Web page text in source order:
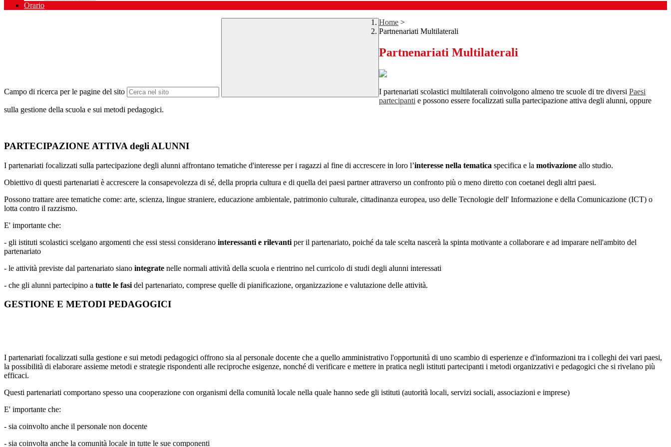
Orario
Campo di ricerca per le pagine del sito
Home >
Partnenariati Multilaterali
Partnenariati Multilaterali
I partenariati scolastici multilaterali coinvolgono almeno tre scuole di tre diversi Paesi
partecipanti e possono essere focalizzati sulla partecipazione attiva degli alunni, oppure
sulla gestione della scuola e sui metodi pedagogici.
PARTECIPAZIONE ATTIVA degli ALUNNI
I partenariati focalizzati sulla partecipazione degli alunni affrontano tematiche d'interesse per i ragazzi al fine di accrescere in loro l’interesse nella tematica specifica e la motivazione allo studio.
Obiettivo di questi partenariati è accrescere la consapevolezza di sé, della propria cultura e di quella dei paesi partner attraverso un confronto più o meno diretto con coetanei degli altri paesi.
Possono trattare aree tematiche come: arte, scienza, lingue straniere, educazione ambientale, patrimonio culturale, cittadinanza europea, uso delle Tecnologie dell' Informazione e della Comunicazione (ICT) o
lotta contro il razzismo.
E' importante che:
- gli istituti scolastici scelgano argomenti che essi stessi considerano interessanti e rilevanti per il partenariato, poiché da tale scelta nascerà la spinta motivante a collaborare e ad imparare nell'ambito del
partenariato
- le attività previste dal partenariato siano integrate nelle normali attività della scuola e rientrino nel curricolo di studi degli alunni interessati
- che gli alunni partecipino a tutte le fasi del partenariato, comprese quelle di pianificazione, organizzazione e valutazione delle attività.
GESTIONE E METODI PEDAGOGICI
I partenariati focalizzati sulla gestione e sui metodi pedagogici offrono sia al personale docente che a quello amministrativo l'opportunità di uno scambio di esperienze e d'informazioni tra i colleghi dei vari paesi,
la possibilità di elaborare assieme metodi e strategie rispondenti alle reciproche esigenze, nonché di verificare e mettere in pratica negli istituti partecipanti i metodi organizzativi e pedagogici che si rivelano più
efficaci.
Questi partenariati comportano spesso una cooperazione con organismi della comunità locale nella quale hanno sede gli istituti (autorità locali, servizi sociali, associazioni e imprese)
E' importante che:
- sia coinvolto anche il personale non docente
- sia coinvolta anche la comunità locale in tutte le sue componenti